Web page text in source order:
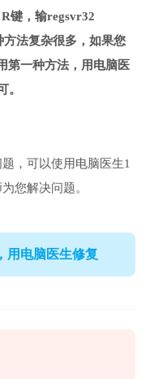
键，输regsvr32
法复杂很多，如果您
第一种方法，用电脑医
。
，可以使用电脑医生1
您解决问题。
用电脑医生修复